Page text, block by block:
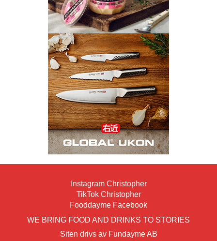
Instagram Christopher
TikTok Christopher
Fooddayme Facebook
WE BRING FOOD AND DRINKS TO STORIES
Siten drivs av Fundayme AB